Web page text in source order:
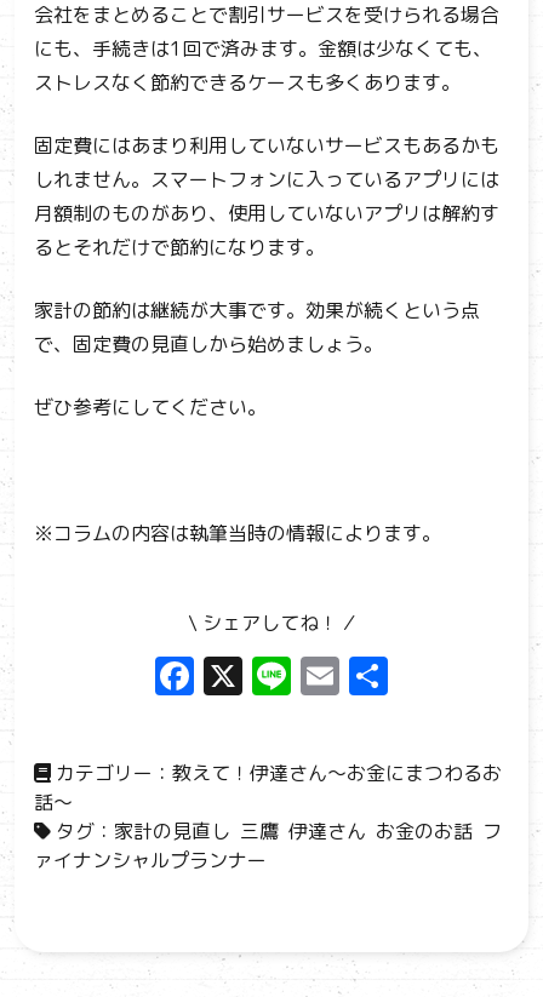
会社をまとめることで割引サービスを受けられる場合
にも、手続きは1回で済みます。金額は少なくても、
ストレスなく節約できるケースも多くあります。
固定費にはあまり利用していないサービスもあるかも
しれません。スマートフォンに入っているアプリには
月額制のものがあり、使用していないアプリは解約す
るとそれだけで節約になります。
家計の節約は継続が大事です。効果が続くという点
で、固定費の見直しから始めましょう。
ぜひ参考にしてください。
※コラムの内容は執筆当時の情報によります。
\ シェアしてね！ ⁄
F
ce
b
o
o
X Li
e
E
ai
l
カテゴリー： 教えて！伊達さん～お金にまつわるお
話～
タグ： 家計の見直し 三鷹 伊達さん お金のお話 フ
ァイナンシャルプランナー